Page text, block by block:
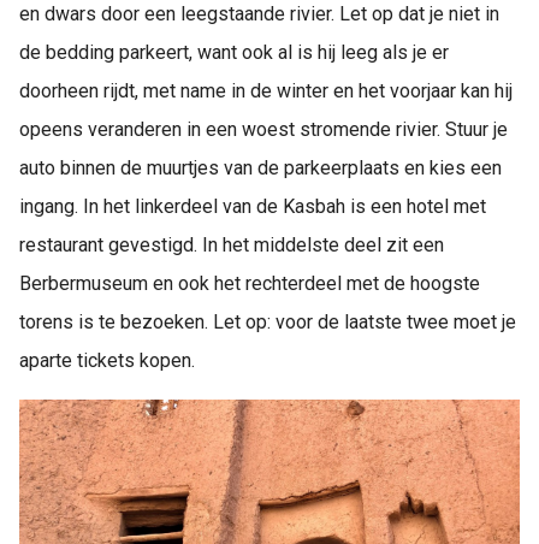
en dwars door een leegstaande rivier. Let op dat je niet in
de bedding parkeert, want ook al is hij leeg als je er
doorheen rijdt, met name in de winter en het voorjaar kan hij
opeens veranderen in een woest stromende rivier. Stuur je
auto binnen de muurtjes van de parkeerplaats en kies een
ingang. In het linkerdeel van de Kasbah is een hotel met
restaurant gevestigd. In het middelste deel zit een
Berbermuseum en ook het rechterdeel met de hoogste
torens is te bezoeken. Let op: voor de laatste twee moet je
aparte tickets kopen.